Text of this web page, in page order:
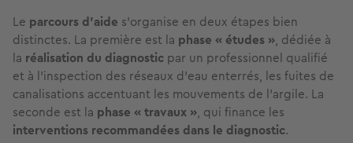
Le parcours d'aide s'organise en deux étapes bien
distinctes. La première est la phase « études », dédiée à
la réalisation du diagnostic par un professionnel qualifié
et à l'inspection des réseaux d'eau enterrés, les fuites de
canalisations accentuant les mouvements de l'argile. La
seconde est la phase « travaux », qui finance les
interventions recommandées dans le diagnostic.